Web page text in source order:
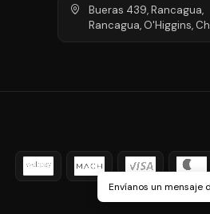
Bueras 439, Rancagua,
Rancagua, O'Higgins,
Envíanos un mensaje